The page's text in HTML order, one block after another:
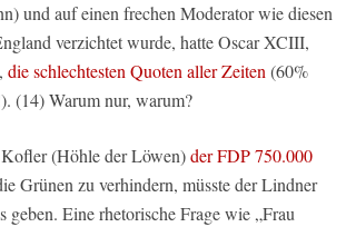
und auf einen frechen Moderator wie diesen
verzichtet wurde, hatte Oscar XCIII,
die schlechtesten Quoten aller Zeiten(60%
(14) Warum nur, warum?
(Höhle der Löwen)der FDP 750.000
Grünen zu verhindern, müsste der Lindner
geben. Eine rhetorische Frage wie „Frau